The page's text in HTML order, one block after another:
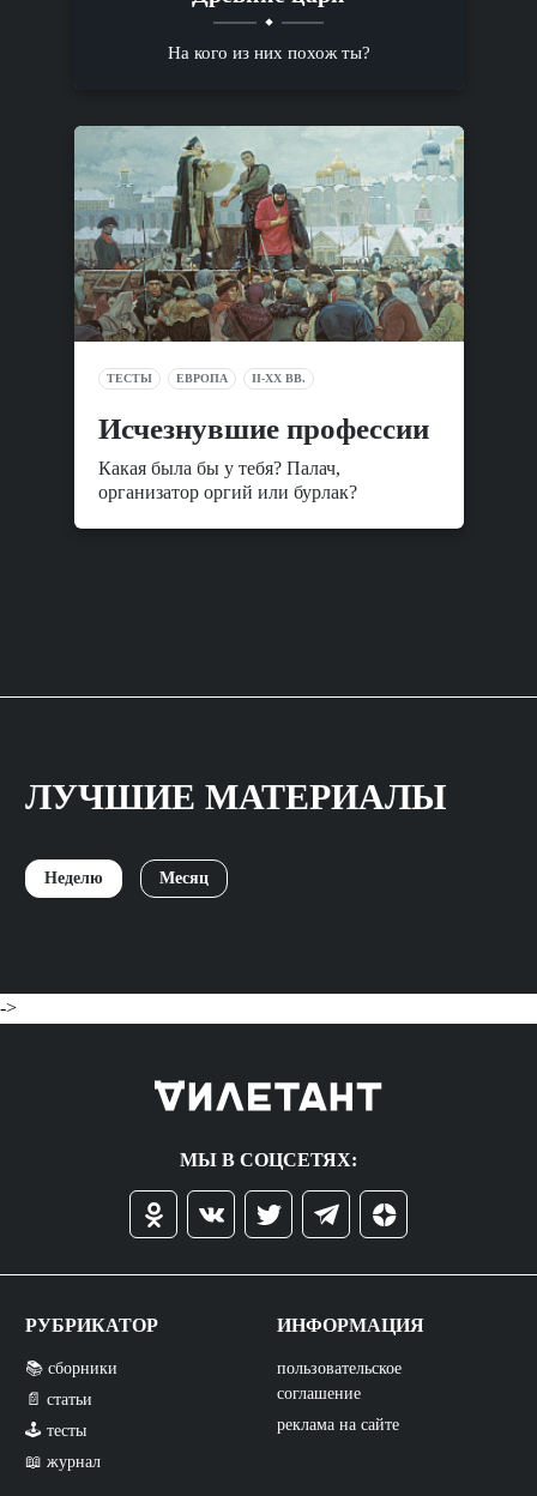
На кого из них похож ты?
ТЕСТЫ ЕВРОПА II-XX ВВ.
Исчезнувшие профессии
Какая была бы у тебя? Палач,
организатор оргий или бурлак?
ЛУЧШИЕ МАТЕРИАЛЫ
Неделю Месяц
->
МЫ В СОЦСЕТЯХ:
РУБРИКАТОР
📚 сборники
📄 статьи
🕹️ тесты
📖 журнал
ИНФОРМАЦИЯ
пользовательское
соглашение
реклама на сайте